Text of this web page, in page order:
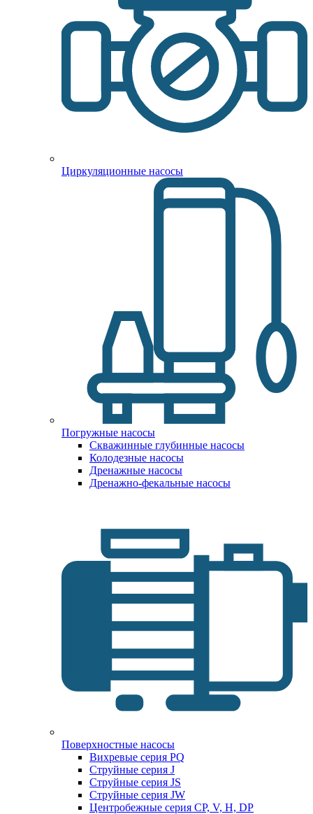
Циркуляционные насосы
Погружные насосы
Скважинные глубинные насосы
Колодезные насосы
Дренажные насосы
Дренажно-фекальные насосы
Поверхностные насосы
Вихревые серия PQ
Струйные серия J
Струйные серия JS
Струйные серия JW
Центробежные серия CP, V, H, DP